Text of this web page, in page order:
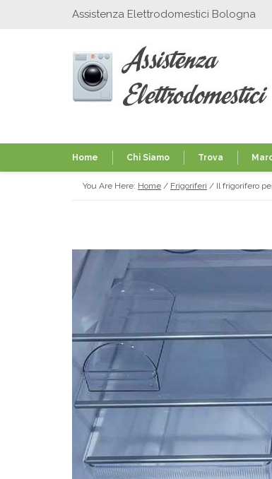
Assistenza Elettrodomestici Bologna
Home Chi Siamo Trova
You Are Here: Home / Frigoriferi / Il frigorifero